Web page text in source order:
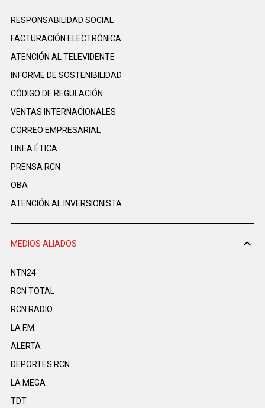
RESPONSABILIDAD SOCIAL
FACTURACIÓN ELECTRÓNICA
ATENCIÓN AL TELEVIDENTE
INFORME DE SOSTENIBILIDAD
CÓDIGO DE REGULACIÓN
VENTAS INTERNACIONALES
CORREO EMPRESARIAL
LINEA ÉTICA
PRENSA RCN
OBA
ATENCIÓN AL INVERSIONISTA
MEDIOS ALIADOS
NTN24
RCN TOTAL
RCN RADIO
LA F.M.
ALERTA
DEPORTES RCN
LA MEGA
TDT